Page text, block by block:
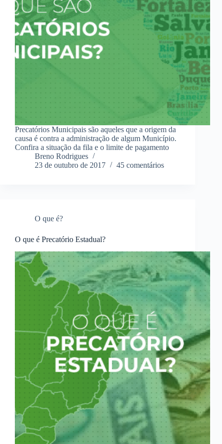
Precatórios Municipais são aqueles que a origem da
causa é contra a administração de algum Município.
Confira a situação da fila e o limite de pagamento
Breno Rodrigues
23 de outubro de 2017
45 comentários
O que é?
O que é Precatório Estadual?